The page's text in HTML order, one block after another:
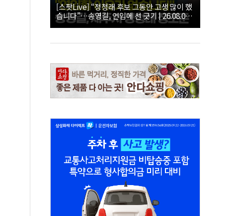
[스팟Live] “정청래 후보 그동안 고생 많이 했
습니다”…송영길, 연임에 선 긋기 | 26.08.08
더불어민주당 당대표·최고위원 후보 제주 합